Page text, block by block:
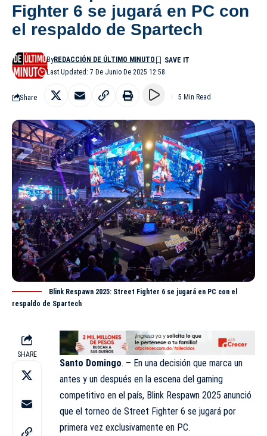
Fighter 6 se jugará en PC con
el respaldo de Spartech
Last Updated: 7 De Junio De 2025 12:58
ByREDACCIÓN DE ÚLTIMO MINUTO
Share 5 Min Read
Blink Respawn 2025: Street Fighter 6 se jugará en PC con el
respaldo de Spartech
SHARE
Santo Domingo. – En una decisión que marca un
antes y un después en la escena del gaming
competitivo en el país, Blink Respawn 2025 anunció
que el torneo de Street Fighter 6 se jugará por
primera vez exclusivamente en PC.